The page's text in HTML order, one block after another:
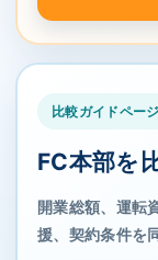
比較ガイドページ
FC本部を
開業総額、運転
援、契約条件を